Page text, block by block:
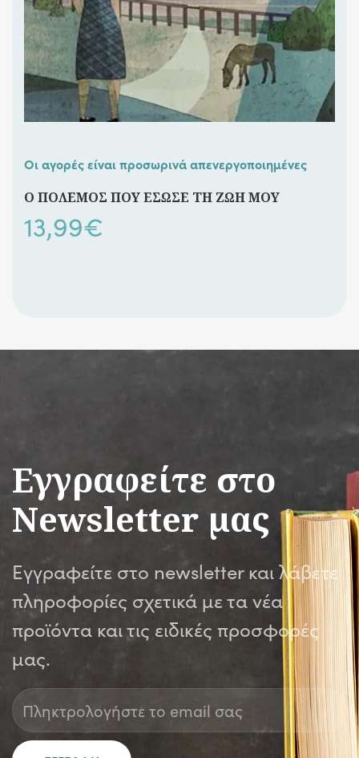
Οι αγορές είναι προσωρινά απενεργοποιημένες
Ο ΠΟΛΕΜΟΣ ΠΟΥ ΕΣΩΣΕ ΤΗ ΖΩΗ ΜΟΥ
13,99€
Εγγραφείτε στο
Newsletter μας
Εγγραφείτε στο newsletter και λάβετε
πληροφορίες σχετικά με τα νέα
προϊόντα και τις ειδικές προσφορές
μας.